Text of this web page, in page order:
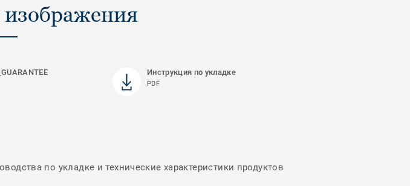
Инструкция по укладке
PDF
по укладке и технические характеристики продуктов